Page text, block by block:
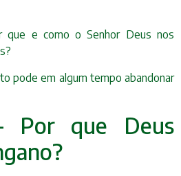
que e como o Senhor Deus nos
pode em algum tempo abandonar
Por que Deus